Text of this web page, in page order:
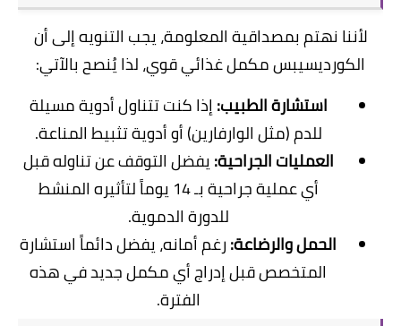
​لأننا نهتم بمصداقية المعلومة، يجب التنويه إلى أن
الكورديسيبس مكمل غذائي قوي، لذا يُنصح بالآتي:
استشارة الطبيب:إذا كنت تتناول أدوية مسيلة
للدم (مثل الوارفارين) أو أدوية تثبيط المناعة.
العمليات الجراحية:يفضل التوقف عن تناوله قبل
أي عملية جراحية بـ 14 يوماً لتأثيره المنشط
للدورة الدموية.
الحمل والرضاعة:رغم أمانه، يفضل دائماً استشارة
المتخصص قبل إدراج أي مكمل جديد في هذه
الفترة.